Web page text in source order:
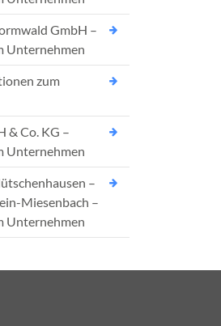
GmbH –
Unternehmen
zum
& Co. KG –
Unternehmen
–
Miesenbach –
Unternehmen